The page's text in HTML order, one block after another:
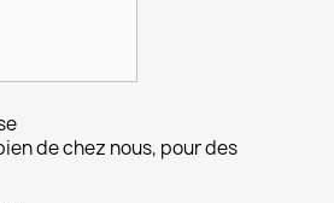
de chez nous, pour des